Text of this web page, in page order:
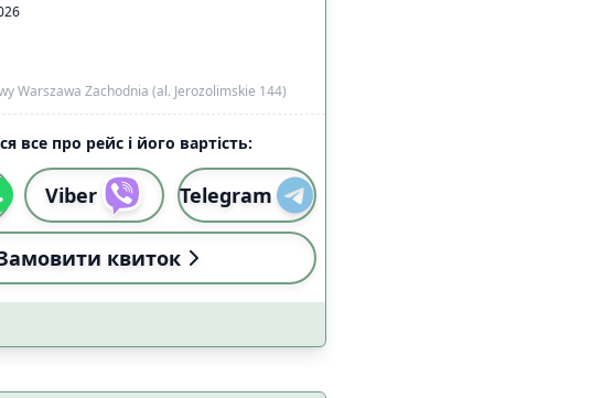
Warszawa Zachodnia (al. Jerozolimskie 144)
все про рейс і його вартість:
Viber Telegram
квиток